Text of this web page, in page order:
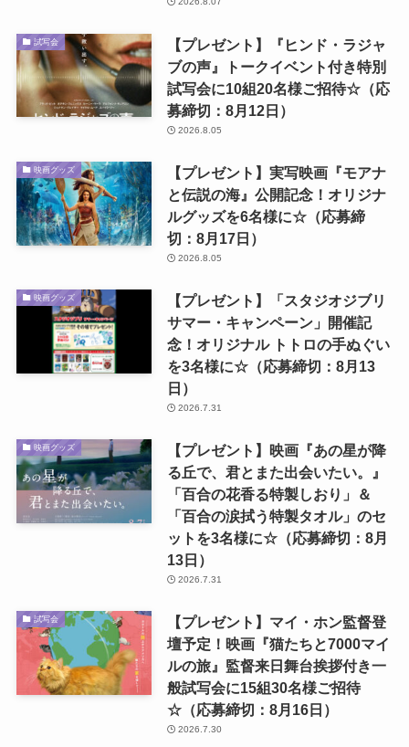
試写会
【プレゼント】『ヒンド・ラジャ
ブの声』トークイベント付き特別
試写会に10組20名様ご招待☆（応
募締切：8月12日）
2026.8.05
映画グッズ
【プレゼント】実写映画『モアナ
と伝説の海』公開記念！オリジナ
ルグッズを6名様に☆（応募締
切：8月17日）
2026.8.05
映画グッズ
【プレゼント】「スタジオジブリ
サマー・キャンペーン」開催記
念！オリジナル トトロの手ぬぐい
を3名様に☆（応募締切：8月13
日）
2026.7.31
映画グッズ
【プレゼント】映画『あの星が降
る丘で、君とまた出会いたい。』
「百合の花香る特製しおり」＆
「百合の涙拭う特製タオル」のセ
ットを3名様に☆（応募締切：8月
13日）
2026.7.31
試写会
【プレゼント】マイ・ホン監督登
壇予定！映画『猫たちと7000マイ
ルの旅』監督来日舞台挨拶付き一
般試写会に15組30名様ご招待
☆（応募締切：8月16日）
2026.7.30